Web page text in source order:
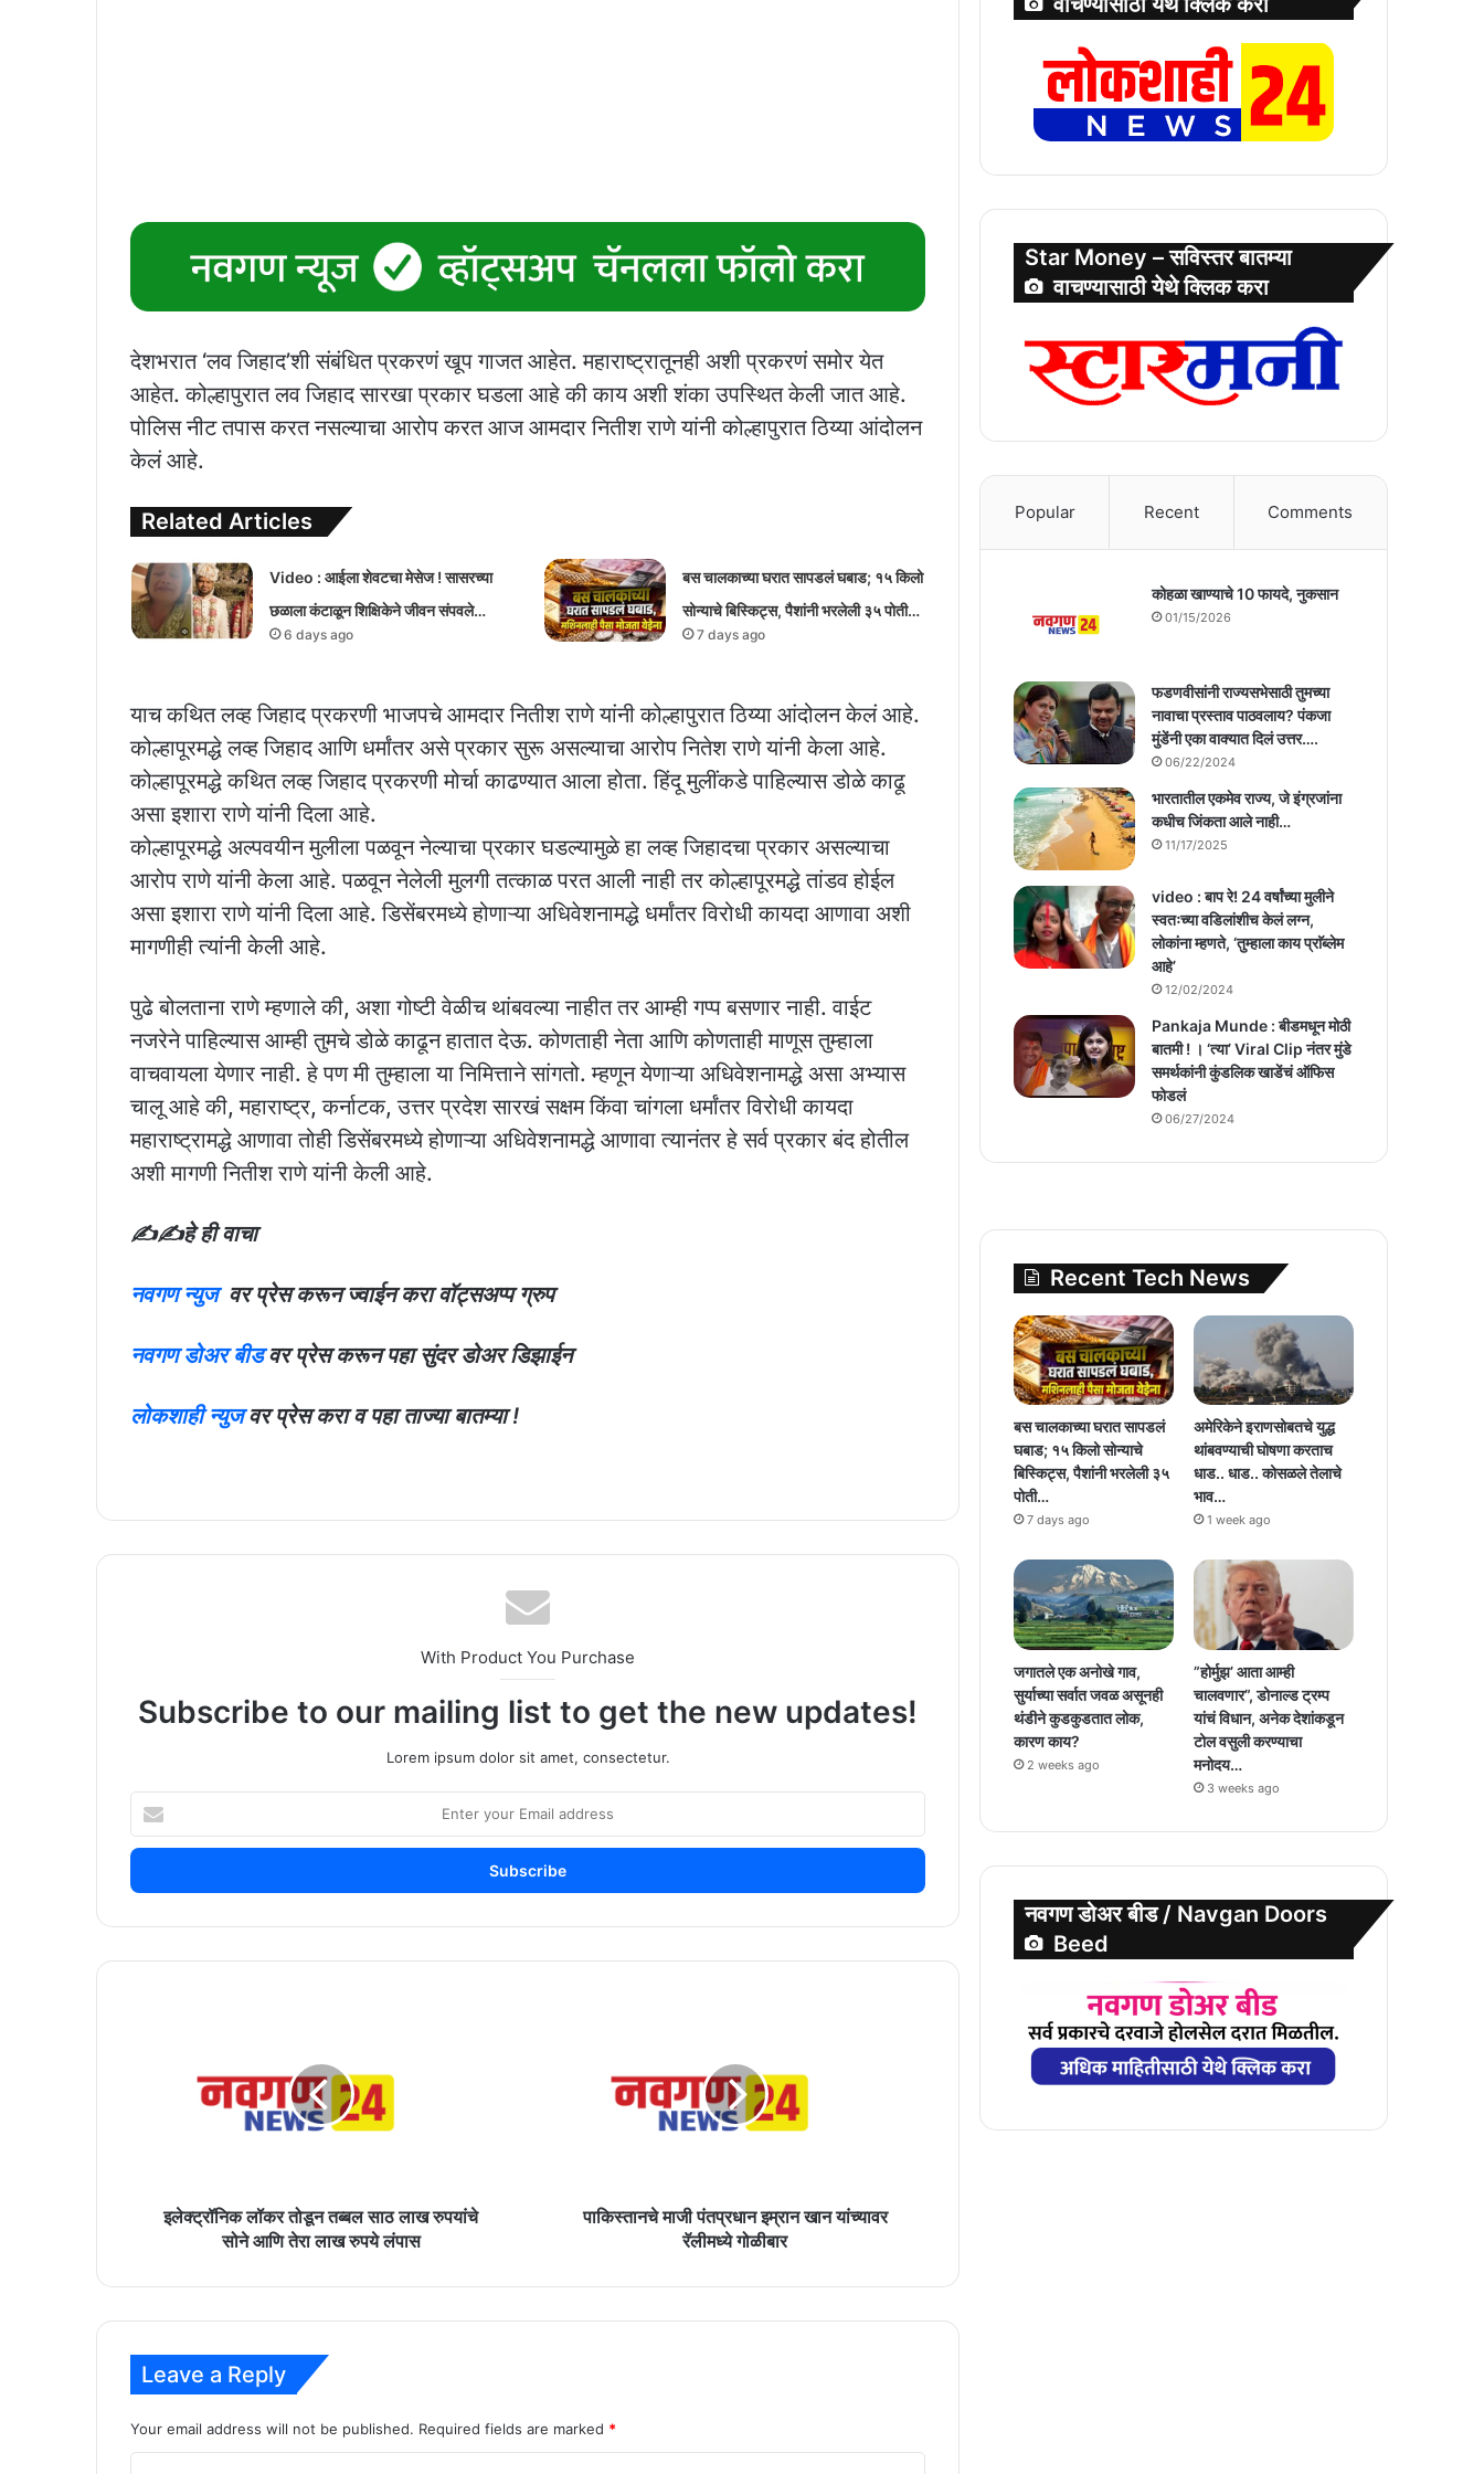
देशभरात ‘लव जिहाद’शी संबंधित प्रकरणं खूप गाजत आहेत. महाराष्ट्रातूनही अशी प्रकरणं समोर येत
आहेत. कोल्हापुरात लव जिहाद सारखा प्रकार घडला आहे की काय अशी शंका उपस्थित केली जात आहे.
पोलिस नीट तपास करत नसल्याचा आरोप करत आज आमदार नितीश राणे यांनी कोल्हापुरात ठिय्या आंदोलन
केलं आहे.
Related Articles
Video : आईला शेवटचा मेसेज ! सासरच्या
छळाला कंटाळून शिक्षिकेने जीवन संपवले…
6 days ago
बस चालकाच्या घरात सापडलं घबाड; १५ किलो
सोन्याचे बिस्किट्स, पैशांनी भरलेली ३५ पोती…
7 days ago
याच कथित लव्ह जिहाद प्रकरणी भाजपचे आमदार नितीश राणे यांनी कोल्हापुरात ठिय्या आंदोलन केलं आहे.
कोल्हापूरमद्धे लव्ह जिहाद आणि धर्मांतर असे प्रकार सुरू असल्याचा आरोप नितेश राणे यांनी केला आहे.
कोल्हापूरमद्धे कथित लव्ह जिहाद प्रकरणी मोर्चा काढण्यात आला होता. हिंदू मुलींकडे पाहिल्यास डोळे काढू
असा इशारा राणे यांनी दिला आहे.
कोल्हापूरमद्धे अल्पवयीन मुलीला पळवून नेल्याचा प्रकार घडल्यामुळे हा लव्ह जिहादचा प्रकार असल्याचा
आरोप राणे यांनी केला आहे. पळवून नेलेली मुलगी तत्काळ परत आली नाही तर कोल्हापूरमद्धे तांडव होईल
असा इशारा राणे यांनी दिला आहे. डिसेंबरमध्ये होणाऱ्या अधिवेशनामद्धे धर्मांतर विरोधी कायदा आणावा अशी
मागणीही त्यांनी केली आहे.
पुढे बोलताना राणे म्हणाले की, अशा गोष्टी वेळीच थांबवल्या नाहीत तर आम्ही गप्प बसणार नाही. वाईट
नजरेने पाहिल्यास आम्ही तुमचे डोळे काढून हातात देऊ. कोणताही नेता आणि कोणताही माणूस तुम्हाला
वाचवायला येणार नाही. हे पण मी तुम्हाला या निमित्ताने सांगतो. म्हणून येणाऱ्या अधिवेशनामद्धे असा अभ्यास
चालू आहे की, महाराष्ट्र, कर्नाटक, उत्तर प्रदेश सारखं सक्षम किंवा चांगला धर्मांतर विरोधी कायदा
महाराष्ट्रामद्धे आणावा तोही डिसेंबरमध्ये होणाऱ्या अधिवेशनामद्धे आणावा त्यानंतर हे सर्व प्रकार बंद होतील
अशी मागणी नितीश राणे यांनी केली आहे.
✍️✍️हे ही वाचा
नवगण न्युजवर प्रेस करून ज्वाईन करा वॉट्सअप्प ग्रुप
नवगण डोअर बीडवर प्रेस करून पहा सुंदर डोअर डिझाईन
लोकशाही न्युजवर प्रेस करा व पहा ताज्या बातम्या !
With Product You Purchase
Subscribe to our mailing list to get the new updates!
Lorem ipsum dolor sit amet, consectetur.
your
Email
लंपास
इलेक्ट्रॉनिक लॉकर तोडून तब्बल साठ लाख रुपयांचे
सोने आणि तेरा लाख रुपये लंपास
पाकिस्तानचे माजी पंतप्रधान इम्रान खान यांच्यावर
रॅलीमध्ये गोळीबार
Leave a Reply
Your email address will not be published. Required fields are marked *
Star Money – सविस्तर बातम्या
वाचण्यासाठी येथे क्लिक करा
Popular Recent Comments
कोहळा खाण्याचे 10 फायदे, नुकसान
01/15/2026
फडणवीसांनी राज्यसभेसाठी तुमच्या
नावाचा प्रस्ताव पाठवलाय? पंकजा
मुंडेंनी एका वाक्यात दिलं उत्तर….
06/22/2024
भारतातील एकमेव राज्य, जे इंग्रजांना
कधीच जिंकता आले नाही…
11/17/2025
video : बाप रे! 24 वर्षांच्या मुलीने
स्वतःच्या वडिलांशीच केलं लग्न,
लोकांना म्हणते, ‘तुम्हाला काय प्राॅब्लेम
आहे’
12/02/2024
Pankaja Munde : बीडमधून मोठी
बातमी ! । ‘त्या’ Viral Clip नंतर मुंडे
समर्थकांनी कुंडलिक खाडेंचं ऑफिस
फोडलं
06/27/2024
Recent Tech News
बस चालकाच्या घरात सापडलं
घबाड; १५ किलो सोन्याचे
बिस्किट्स, पैशांनी भरलेली ३५
पोती…
7 days ago
अमेरिकेने इराणसोबतचे युद्ध
थांबवण्याची घोषणा करताच
धाड.. धाड.. कोसळले तेलाचे
भाव…
1 week ago
जगातले एक अनोखे गाव,
सुर्याच्या सर्वात जवळ असूनही
थंडीने कुडकुडतात लोक,
कारण काय?
2 weeks ago
”होर्मुझ’ आता आम्ही
चालवणार”, डोनाल्ड ट्रम्प
यांचं विधान, अनेक देशांकडून
टोल वसुली करण्याचा
मनोदय…
3 weeks ago
नवगण डोअर बीड / Navgan Doors
Beed